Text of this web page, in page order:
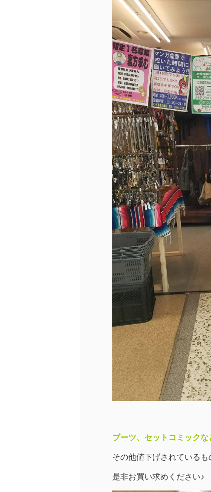
ブーツ、セットコミックな
その他値下げされているも
是非お買い求めください♪